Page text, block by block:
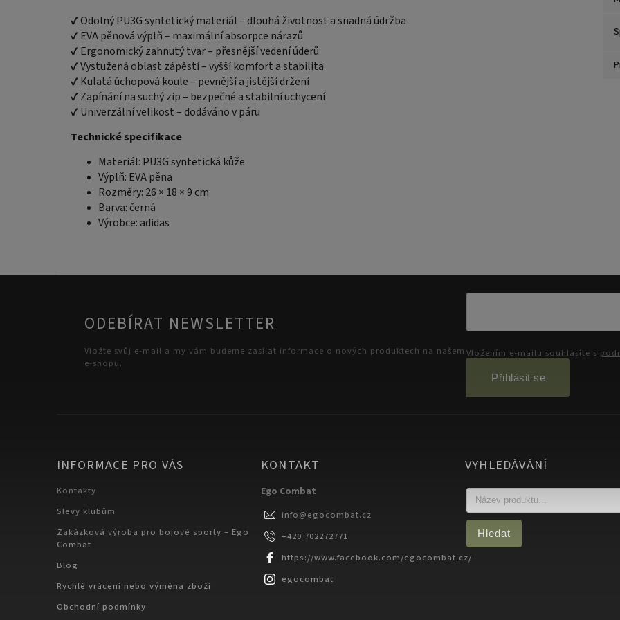
✔ Odolný PU3G syntetický materiál – dlouhá životnost a snadná údržba
✔ EVA pěnová výplň – maximální absorpce nárazů
✔ Ergonomický zahnutý tvar – přesnější vedení úderů
✔ Vystužená oblast zápěstí – vyšší komfort a stabilita
✔ Kulatá úchopová koule – pevnější a jistější držení
✔ Zapínání na suchý zip – bezpečné a stabilní uchycení
✔ Univerzální velikost – dodáváno v páru
Technické specifikace
Materiál: PU3G syntetická kůže
Výplň: EVA pěna
Rozměry: 26 × 18 × 9 cm
Barva: černá
Výrobce: adidas
ODEBÍRAT NEWSLETTER
Vložte svůj e-mail a my vám budeme zasílat informace o nových produktech na našem
e-shopu.
Vložením e-mailu souhlasíte s
Přihlásit se
INFORMACE PRO VÁS
Kontakty
Slevy klubům
Zakázková výroba pro bojové sporty – Ego
Combat
Blog
Rychlé vrácení nebo výměna zboží
Obchodní podmínky
KONTAKT
Ego Combat
info@egocombat.cz
+420 702272771
https://www.facebook.com/egocombat.cz/
egocombat
VYHLEDÁVÁNÍ
Hledat